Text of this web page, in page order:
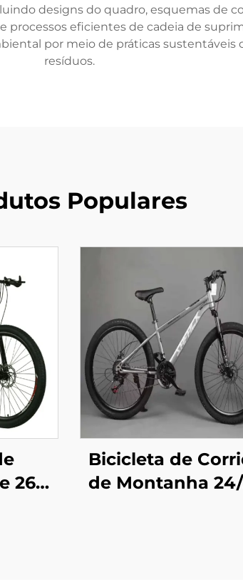
designs do quadro, esquemas de
processos eficientes de cadeia de
por meio de práticas sustentáveis
resíduos.
Populares
26
Bicicleta de
de Montanha